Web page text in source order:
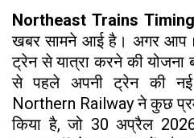
Northeast Trains Timing
खबर सामने आई है। अगर आप
ट्रेन से यात्रा करने की योजना
से पहले अपनी ट्रेन की
Northern Railway ने कुछ
किया है, जो 30 अप्रैल